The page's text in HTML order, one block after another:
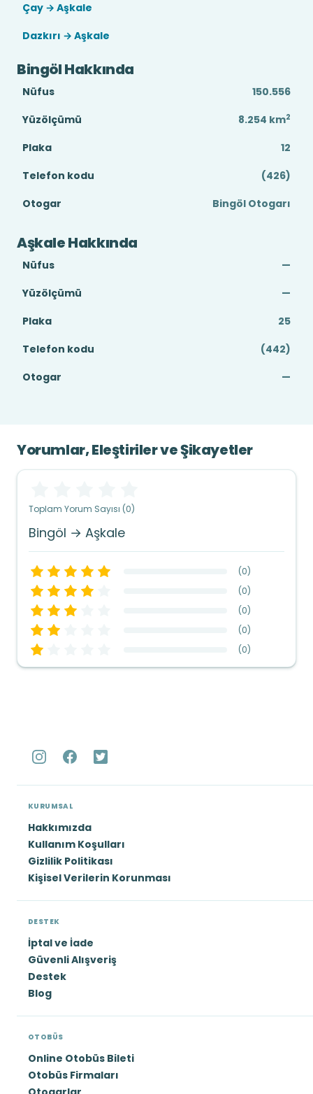
Çay → Aşkale
Dazkırı → Aşkale
Bingöl Hakkında
Nüfus
150.556
Yüzölçümü
8.254 km2
Plaka
12
Telefon kodu
(426)
Otogar
Bingöl Otogarı
Aşkale Hakkında
Nüfus
—
Yüzölçümü
—
Plaka
25
Telefon kodu
(442)
Otogar
—
Yorumlar, Eleştiriler ve Şikayetler
Toplam Yorum Sayısı (0)
Bingöl → Aşkale
(0)
(0)
(0)
(0)
(0)
KURUMSAL
Hakkımızda
Kullanım Koşulları
Gizlilik Politikası
Kişisel Verilerin Korunması
DESTEK
İptal ve İade
Güvenli Alışveriş
Destek
Blog
OTOBÜS
Online Otobüs Bileti
Otobüs Firmaları